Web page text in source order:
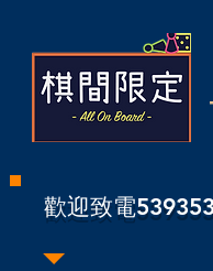
歡迎致電